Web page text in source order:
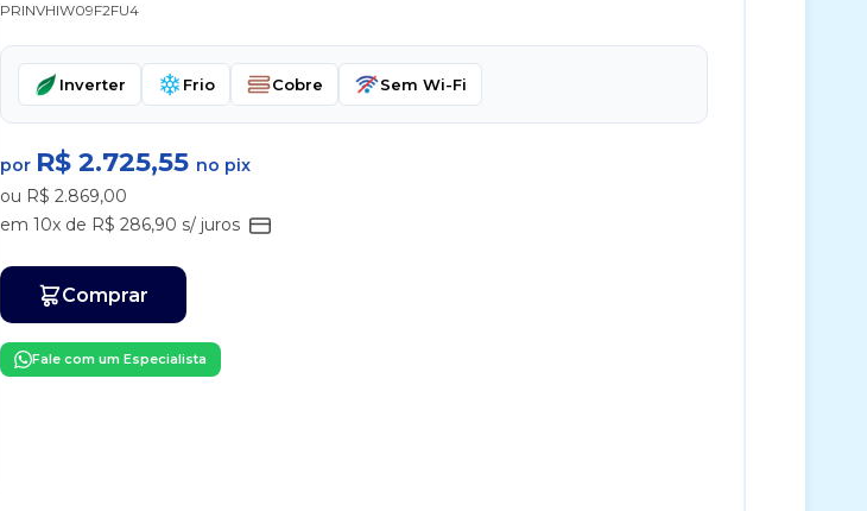
PRINVHIW09F2FU4
Inverter Frio Cobre Sem Wi-Fi
por R$ 2.725,55 no pix
ou R$ 2.869,00
em 10x de R$ 286,90 s/ juros
Comprar
Fale com um Especialista